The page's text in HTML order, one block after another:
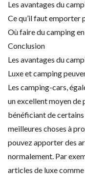
Les avantages du
Ce qu’il faut emporter
Où faire du camping
Conclusion
Les avantages du
Luxe et camping
Les camping-cars,
un excellent moyen de
bénéficiant de certains
meilleures choses à
pouvez apporter des
normalement. Par
articles de luxe